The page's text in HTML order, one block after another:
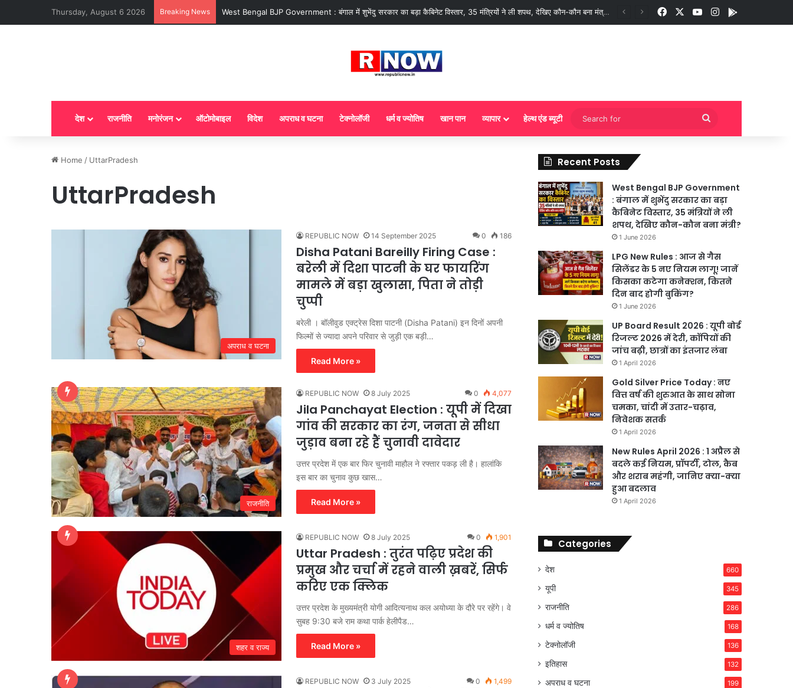
Thursday, August 6 2026 Breaking News LPG New Rules : आज से गैस सिलेंडर के 5 नए नियम लागू! जानें किसका कटेगा कनेक्शन, कितने दिन बाद होगी बुकिंग? FacebookYouTubeInstagram
देश राजनीति मनोरंजन ऑटोमोबाइल विदेश अपराध व घटना टेक्नोलॉजी धर्म व ज्योतिष खान पान व्यापार हेल्थ एंड ब्यूटी
Search
for
Home / UttarPradesh
UttarPradesh
अपराध व घटना
REPUBLIC NOW 14 September 2025 0 186
Disha Patani Bareilly Firing Case :
बरेली में दिशा पाटनी के घर फायरिंग
मामले में बड़ा खुलासा, पिता ने तोड़ी
चुप्पी
बरेली । बॉलीवुड एक्ट्रेस दिशा पाटनी (Disha Patani) इन दिनों अपनी
फिल्मों से ज्यादा अपने परिवार से जुड़ी एक बड़ी…
Read More »
राजनीति
REPUBLIC NOW 8 July 2025 0 4,077
Jila Panchayat Election : यूपी में दिखा
गांव की सरकार का रंग, जनता से सीधा
जुड़ाव बना रहे हैं चुनावी दावेदार
उत्तर प्रदेश में एक बार फिर चुनावी माहौल ने रफ्तार पकड़ ली है। हालांकि
इस बार का चुनाव कुछ खास…
Read More »
शहर व राज्य
REPUBLIC NOW 8 July 2025 0 1,901
Uttar Pradesh : तुरंत पढ़िए प्रदेश की
प्रमुख और चर्चा में रहने वाली ख़बरें, सिर्फ
करिए एक क्लिक
उत्तर प्रदेश के मुख्यमंत्री योगी आदित्यनाथ कल अयोध्या के दौरे पर रहेंगे। वे
सुबह 9:30 बजे राम कथा पार्क हेलीपैड…
Read More »
REPUBLIC NOW 3 July 2025 0 1,499
Recent Posts
West Bengal BJP Government
: बंगाल में शुभेंदु सरकार का बड़ा
कैबिनेट विस्तार, 35 मंत्रियों ने ली
शपथ, देखिए कौन-कौन बना मंत्री?
1 June 2026
LPG New Rules : आज से गैस
सिलेंडर के 5 नए नियम लागू! जानें
किसका कटेगा कनेक्शन, कितने
दिन बाद होगी बुकिंग?
1 June 2026
UP Board Result 2026 : यूपी बोर्ड
रिजल्ट 2026 में देरी, कॉपियों की
जांच बढ़ी, छात्रों का इंतजार लंबा
1 April 2026
Gold Silver Price Today : नए
वित्त वर्ष की शुरुआत के साथ सोना
चमका, चांदी में उतार-चढ़ाव,
निवेशक सतर्क
1 April 2026
New Rules April 2026 : 1 अप्रैल से
बदले कई नियम, प्रॉपर्टी, टोल, कैब
और शराब महंगी, जानिए क्या-क्या
हुआ बदलाव
1 April 2026
Categories
देश 660
यूपी 345
राजनीति 286
धर्म व ज्योतिष 168
टेक्नोलॉजी 136
इतिहास 132
अपराध व घटना 199